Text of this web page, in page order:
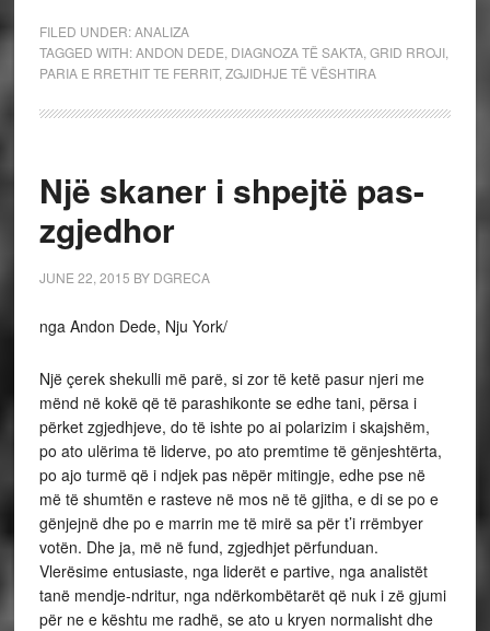
FILED UNDER:ANALIZA
TAGGED WITH:ANDON DEDE DIAGNOZA TË SAKTA, GRID RROJI,
PARIA E RRETHIT TE FERRIT, ZGJIDHJE TË VËSHTIRA
Një skaner i shpejtë pas-
zgjedhor
JUNE 22, 2015 BY DGRECA
nga Andon Dede, Nju York/
Një çerek shekulli më parë, si zor të ketë pasur njeri me
mënd në kokë që të parashikonte se edhe tani, përsa i
përket zgjedhjeve, do të ishte po ai polarizim i skajshëm,
po ato ulërima të liderve, po ato premtime të gënjeshtërta,
po ajo turmë që i ndjek pas nëpër mitingje, edhe pse në
më të shumtën e rasteve në mos në të gjitha, e di se po e
gënjejnë dhe po e marrin me të mirë sa për t’i rrëmbyer
votën. Dhe ja, më në fund, zgjedhjet përfunduan.
Vlerësime entusiaste, nga liderët e partive, nga analistët
tanë mendje-ndritur, nga ndërkombëtarët që nuk i zë gjumi
për ne e kështu me radhë, se ato u kryen normalisht dhe